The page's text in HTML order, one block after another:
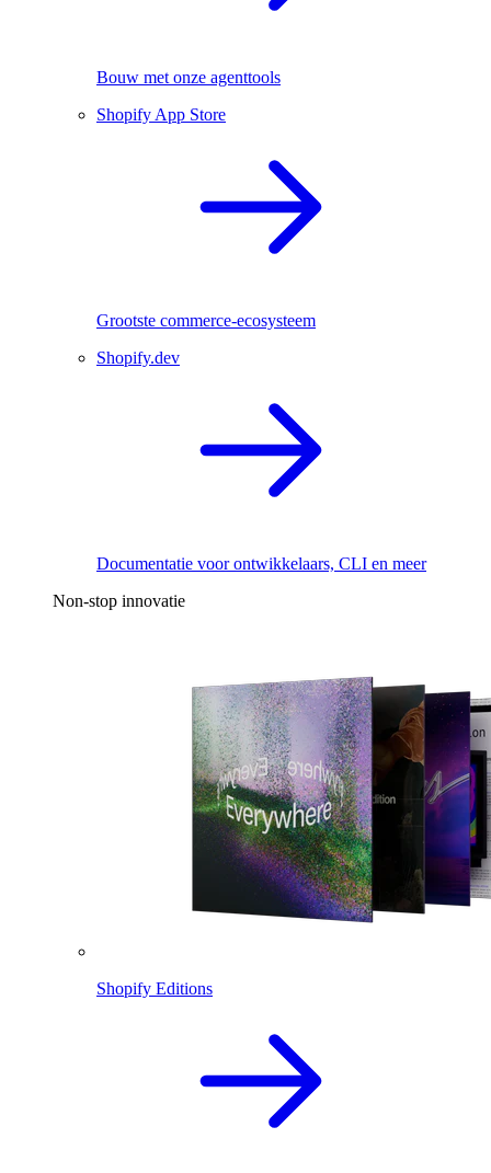
Bouw met onze agenttools
Shopify App Store
Grootste commerce-ecosysteem
Shopify.dev
Documentatie voor ontwikkelaars, CLI en meer
Non-stop innovatie
Shopify Editions